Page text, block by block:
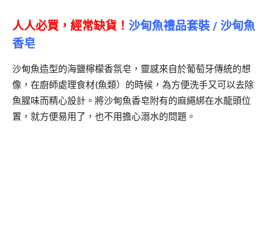
人人必買，經常缺貨！ 沙甸魚禮品套裝 / 沙甸魚
香皂
沙甸魚造型的海鹽檸檬香氛皂，靈感來自於葡萄牙傳統的想
像，在廚師處理食材(魚類）的時候，為方便洗手又可以去除
魚腥味而精心設計。將沙甸魚香皂附有的麻繩綁在水龍頭位
置，就方便易用了，也不用擔心溺水的問題。